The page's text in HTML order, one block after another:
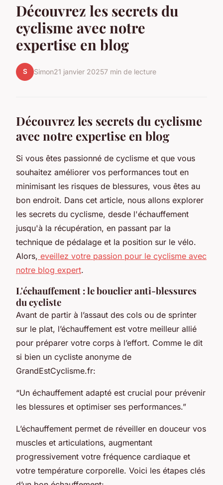
Découvrez les secrets du
cyclisme avec notre
expertise en blog
S Simon21 janvier 20257 min de lecture
Découvrez les secrets du cyclisme
avec notre expertise en blog
Si vous êtes passionné de cyclisme et que vous
souhaitez améliorer vos performances tout en
minimisant les risques de blessures, vous êtes au
bon endroit. Dans cet article, nous allons explorer
les secrets du cyclisme, desde l'échauffement
jusqu'à la récupération, en passant par la
technique de pédalage et la position sur le vélo.
Alors, eveillez votre passion pour le cyclisme avec
notre blog expert.
L'échauffement : le bouclier anti-blessures
du cycliste
Avant de partir à l’assaut des cols ou de sprinter
sur le plat, l’échauffement est votre meilleur allié
pour préparer votre corps à l’effort. Comme le dit
si bien un cycliste anonyme de
GrandEstCyclisme.fr:
“Un échauffement adapté est crucial pour prévenir
les blessures et optimiser ses performances.”
L’échauffement permet de réveiller en douceur vos
muscles et articulations, augmentant
progressivement votre fréquence cardiaque et
votre température corporelle. Voici les étapes clés